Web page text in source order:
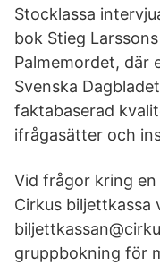
Stocklassa
bok Stieg
Palmemordet, där
Svenska
faktabaserad
ifrågasätter och
Vid frågor kring
Cirkus biljettkassa
gruppbokning för